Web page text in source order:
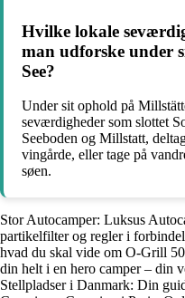
Hvilke lokale
man udforske under
See?
Under sit ophold på
seværdigheder som slottet
Seeboden og Millstatt,
vingårde, eller tage på
søen.
Stor Autocamper: Luksus
partikelfilter og regler i
hvad du skal vide om O-Grill
din helt i en hero camper – din
Stellpladser i Danmark: Din